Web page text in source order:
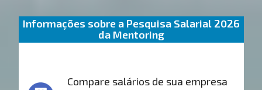
Informações sobre a Pesquisa Salarial 2026
da Mentoring
Compare salários de sua empresa